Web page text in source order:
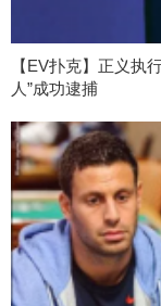
【EV扑克】正义执
人”成功逮捕